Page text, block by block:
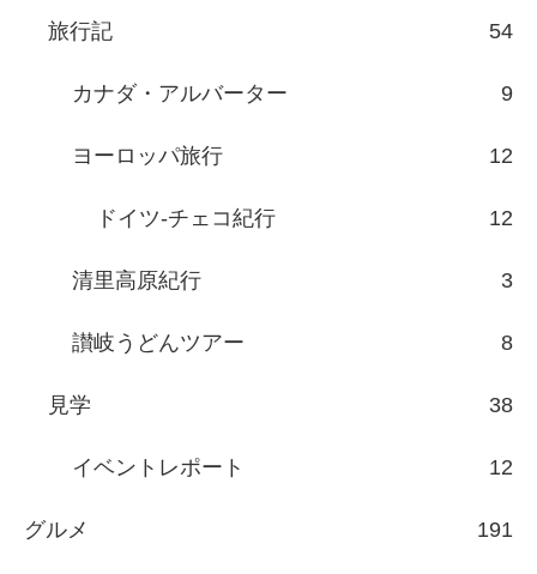
旅行記 54
カナダ・アルバーター 9
ヨーロッパ旅行 12
ドイツ-チェコ紀行 12
清里高原紀行 3
讃岐うどんツアー 8
見学 38
イベントレポート 12
グルメ 191